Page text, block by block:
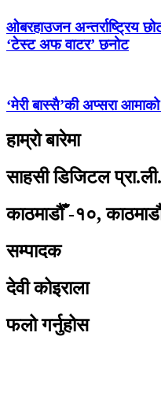
ओबरहाउजन अन्तर्राष्ट्रिय
‘टेस्ट अफ वाटर’ छनोट
‘मेरी बास्सै’की अप्सरा
हाम्रो बारेमा
साहसी डिजिटल प्रा.ली.
काठमाडौँ -१०,
सम्पादक
देवी कोइराला
फलो गर्नुहोस